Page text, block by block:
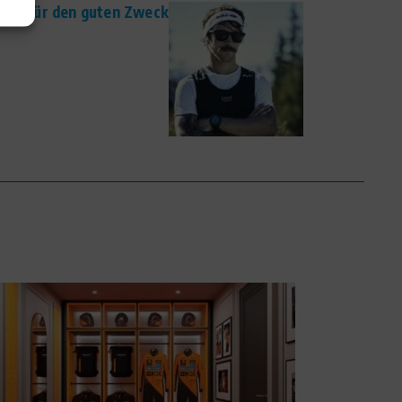
für den guten Zweck